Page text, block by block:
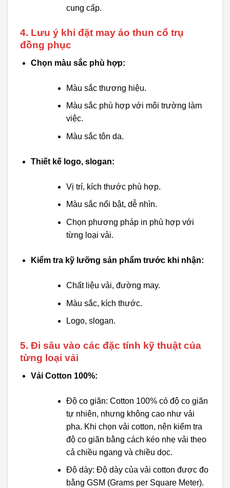
cung cấp.
4. Lưu ý khi đặt may áo thun cổ trụ
đồng phục
Chọn màu sắc phù hợp:
Màu sắc thương hiệu.
Màu sắc phù hợp với môi trường làm
việc.
Màu sắc tôn da.
Thiết kế logo, slogan:
Vị trí, kích thước phù hợp.
Màu sắc nổi bật, dễ nhìn.
Chọn phương pháp in phù hợp với
từng loại vải.
Kiểm tra kỹ lưỡng sản phẩm trước khi nhận:
Chất liệu vải, đường may.
Màu sắc, kích thước.
Logo, slogan.
5. Đi sâu vào các đặc tính kỹ thuật của
từng loại vải
Vải Cotton 100%:
Độ co giãn: Cotton 100% có độ co giãn
tự nhiên, nhưng không cao như vải
pha. Khi chọn vải cotton, nên kiểm tra
độ co giãn bằng cách kéo nhẹ vải theo
cả chiều ngang và chiều dọc.
Độ dày: Độ dày của vải cotton được đo
bằng GSM (Grams per Square Meter).